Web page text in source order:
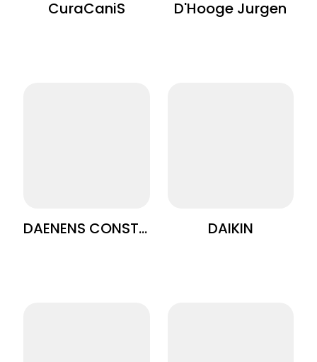
CuraCaniS D'Hooge Jurgen
DAENENS CONSTRUCT DAIKIN